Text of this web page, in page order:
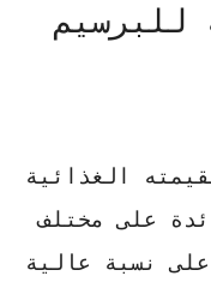
للبرسيم
الغذائية
على مختلف
نسبة عالية